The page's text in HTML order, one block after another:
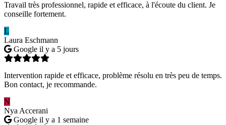
Travail très professionnel, rapide et efficace, à l'écoute du client. Je
conseille fortement.
L
Laura Eschmann
Google il y a 5 jours
Intervention rapide et efficace, problème résolu en très peu de temps.
Bon contact, je recommande.
N
Nya Accerani
Google il y a 1 semaine